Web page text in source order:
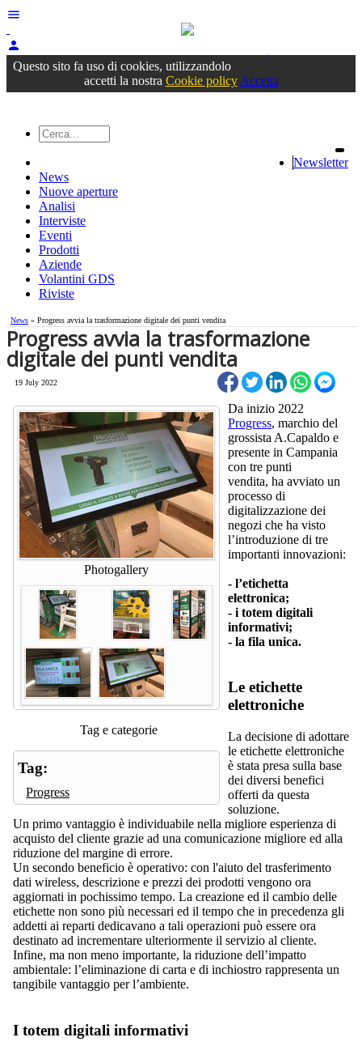
menu
person
Accedioppure registrati
Questo sito fa uso di cookies, utilizzandolo
accetti la nostra Cookie policy Accetta
Newsletter
News
Nuove aperture
Analisi
Interviste
Eventi
Prodotti
Aziende
Volantini GDS
Riviste
News » ​Progress avvia la trasformazione digitale dei punti vendita
​Progress avvia la trasformazione
digitale dei punti vendita
19 July 2022
Photogallery
Tag e categorie
Tag:
Progress
Da inizio 2022
Progress, marchio del
grossista A.Capaldo e
presente in Campania
con tre punti
vendita, ha avviato un
processo di
digitalizzazione dei
negozi che ha visto
l’introduzione di tre
importanti innovazioni:
- l’etichetta
elettronica;
- i totem digitali
informativi;
- la fila unica.
Le etichette
elettroniche
La decisione di adottare
le etichette elettroniche
è stata presa sulla base
dei diversi benefici
offerti da questa
soluzione.
Un primo vantaggio è individuabile nella migliore esperienza di
acquisto del cliente grazie ad una comunicazione migliore ed alla
riduzione del margine di errore.
Un secondo beneficio è operativo: con l'aiuto del trasferimento
dati wireless, descrizione e prezzi dei prodotti vengono ora
aggiornati in pochissimo tempo. La creazione ed il cambio delle
etichette non sono più necessari ed il tempo che in precedenza gli
addetti ai reparti dedicavano a tali operazioni può essere ora
destinato ad incrementare ulteriormente il servizio al cliente.
Infine, ma non meno importante, la riduzione dell’impatto
ambientale: l’eliminazione di carta e di inchiostro rappresenta un
tangibile vantaggio per l’ambiente.
I totem digitali informativi